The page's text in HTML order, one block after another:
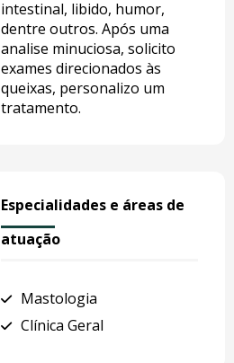
intestinal, libido, humor,
dentre outros. Após uma
analise minuciosa, solicito
exames direcionados às
queixas, personalizo um
tratamento.
Especialidades e áreas de
atuação
Mastologia
Clínica Geral